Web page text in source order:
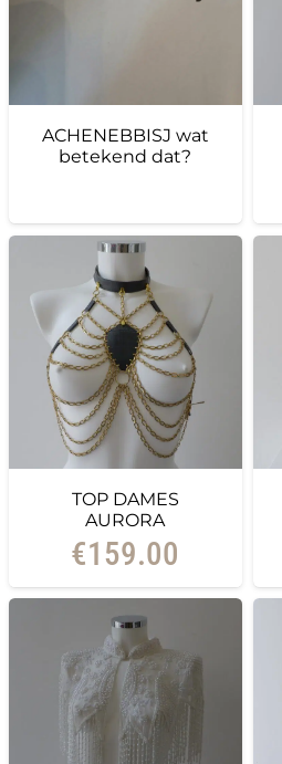
ACHENEBBISJ wat
betekend dat?
TOP DAMES
AURORA
€159.00